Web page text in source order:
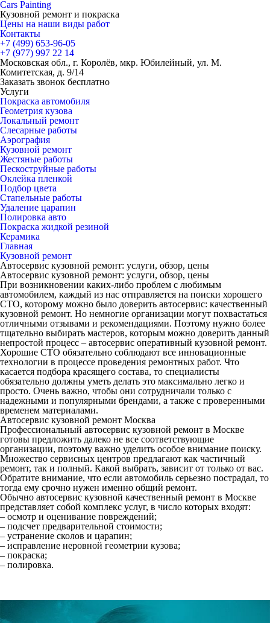
Cars Painting
Кузовной ремонт и покраска
Цены на наши виды работ
Контакты
+7 (499) 653-96-05
+7 (977) 997 22 14
Московская обл., г. Королёв, мкр. Юбилейный, ул. М.
Комитетская, д. 9/14
Заказать звонок бесплатно
Услуги
Покраска автомобиля
Геометрия кузова
Локальный ремонт
Слесарные работы
Аэрография
Кузовной ремонт
Жестяные работы
Пескоструйные работы
Оклейка пленкой
Подбор цвета
Стапельные работы
Удаление царапин
Полировка авто
Покраска жидкой резиной
Керамика
Главная
Кузовной ремонт
Автосервис кузовной ремонт: услуги, обзор, цены
Автосервис кузовной ремонт: услуги, обзор, цены
При возникновении каких-либо проблем с любимым
автомобилем, каждый из нас отправляется на поиски хорошего
СТО, которому можно было доверить автосервис: качественный
кузовной ремонт. Но немногие организации могут похвастаться
отличными отзывами и рекомендациями. Поэтому нужно более
тщательно выбирать мастеров, которым можно доверить данный
непростой процесс – автосервис оперативный кузовной ремонт.
Хорошие СТО обязательно соблюдают все инновационные
технологии в процессе проведения ремонтных работ. Что
касается подбора красящего состава, то специалисты
обязательно должны уметь делать это максимально легко и
просто. Очень важно, чтобы они сотрудничали только с
надежными и популярными брендами, а также с проверенными
временем материалами.
Автосервис кузовной ремонт Москва
Профессиональный автосервис кузовной ремонт в Москве
готовы предложить далеко не все соответствующие
организации, поэтому важно уделить особое внимание поиску.
Множество сервисных центров предлагают как частичный
ремонт, так и полный. Какой выбрать, зависит от только от вас.
Обратите внимание, что если автомобиль серьезно пострадал, то
тогда ему срочно нужен именно общий ремонт.
Обычно автосервис кузовной качественный ремонт в Москве
представляет собой комплекс услуг, в число которых входят:
– осмотр и оценивание повреждений;
– подсчет предварительной стоимости;
– устранение сколов и царапин;
– исправление неровной геометрии кузова;
– покраска;
– полировка.